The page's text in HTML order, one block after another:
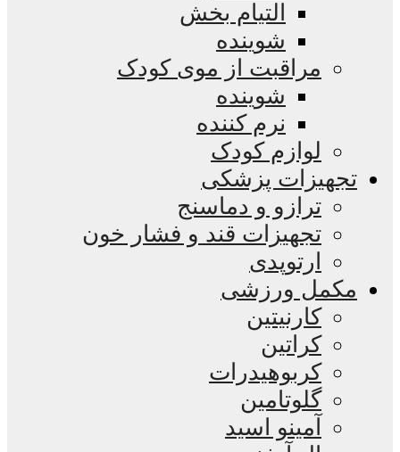
التیام بخش
شوینده
مراقبت از موی کودک
شوینده
نرم کننده
لوازم کودک
تجهیزات پزشکی
ترازو و دماسنج
تجهیزات قند و فشار خون
ارتوپدی
مکمل ورزشی
کارنیتین
کراتین
کربوهیدرات
گلوتامین
آمینو اسید